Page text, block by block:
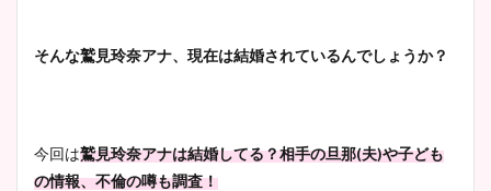
そんな鷲見玲奈アナ、現在は結婚されているんでしょうか？
今回は鷲見玲奈アナは結婚してる？相手の旦那(夫)や子ども
の情報、不倫の噂も調査！